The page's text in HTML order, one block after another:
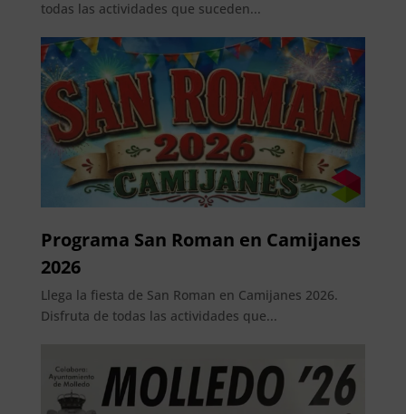
todas las actividades que suceden...
Programa San Roman en Camijanes
2026
Llega la fiesta de San Roman en Camijanes 2026.
Disfruta de todas las actividades que...